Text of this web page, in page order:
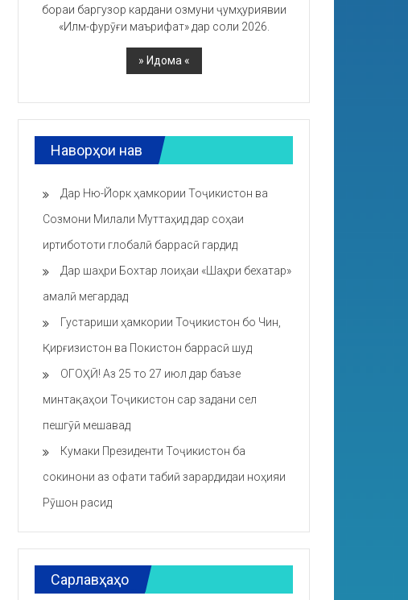
бораи баргузор кардани озмуни ҷумҳуриявии
«Илм-фурӯғи маърифат» дар соли 2026.
Наворҳои нав
Дар Ню-Йорк ҳамкории Тоҷикистон ва
Созмони Милали Муттаҳид дар соҳаи
иртибототи глобалӣ баррасӣ гардид
Дар шаҳри Бохтар лоиҳаи «Шаҳри бехатар»
амалӣ мегардад
Густариши ҳамкории Тоҷикистон бо Чин,
Қирғизистон ва Покистон баррасӣ шуд
ОГОҲӢ! Аз 25 то 27 июл дар баъзе
минтақаҳои Тоҷикистон сар задани сел
пешгӯӣ мешавад
Кумаки Президенти Тоҷикистон ба
сокинони аз офати табиӣ зарардидаи ноҳияи
Рӯшон расид
Сарлавҳаҳо